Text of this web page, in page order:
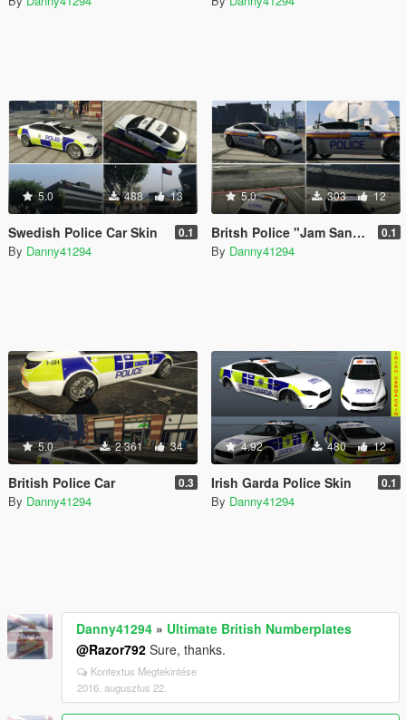
5.0 488 13
Swedish Police Car Skin 0.1
By Danny41294
5.0 303 12
Britsh Police "Jam Sandwich" Skin 0.1
By Danny41294
5.0 2 361 34
British Police Car 0.3
By Danny41294
4.92 480 12
Irish Garda Police Skin 0.1
By Danny41294
Danny41294 » Ultimate British Numberplates
@Razor792 Sure, thanks.
Kontextus Megtekintése
2016. augusztus 22.